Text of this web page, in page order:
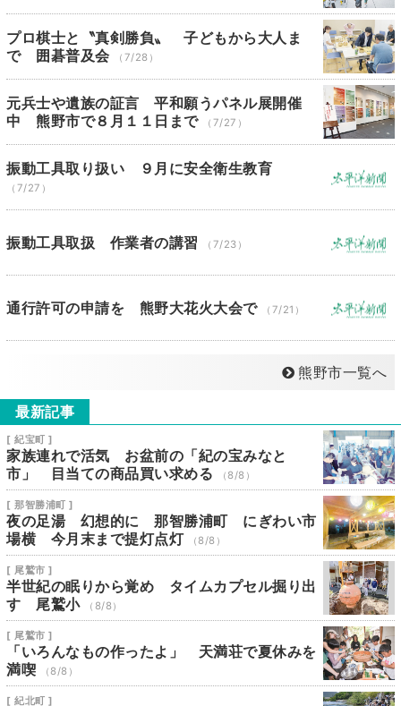
プロ棋士と〝真剣勝負〟 子どもから大人ま
で 囲碁普及会
（7/28）
元兵士や遺族の証言 平和願うパネル展開催
中 熊野市で８月１１日まで
（7/27）
振動工具取り扱い ９月に安全衛生教育
（7/27）
振動工具取扱 作業者の講習 （7/23）
通行許可の申請を 熊野大花火大会で （7/21）
熊野市一覧へ
最新記事
[ 紀宝町 ]
家族連れで活気 お盆前の「紀の宝みなと
市」 目当ての商品買い求める
（8/8）
[ 那智勝浦町 ]
夜の足湯 幻想的に 那智勝浦町 にぎわい市
場横 今月末まで提灯点灯
（8/8）
[ 尾鷲市 ]
半世紀の眠りから覚め タイムカプセル掘り出
す 尾鷲小
（8/8）
[ 尾鷲市 ]
「いろんなもの作ったよ」 天満荘で夏休みを
満喫
（8/8）
[ 紀北町 ]